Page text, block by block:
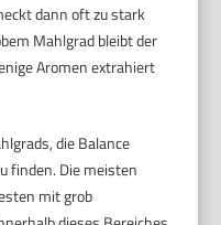
dann oft zu stark
Mahlgrad bleibt der
Aromen extrahiert
die Balance
finden. Die meisten
mit grob